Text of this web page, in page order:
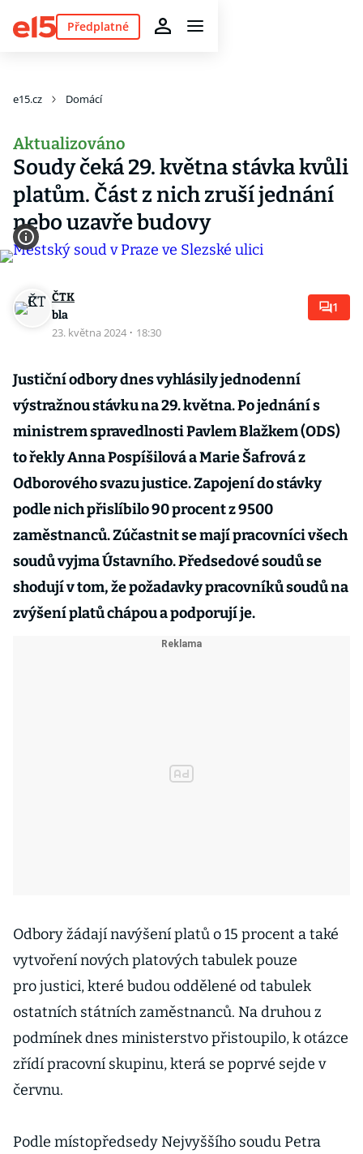
Předplatné
e15.cz Domácí
Aktualizováno
Soudy čeká 29. května stávka kvůli
platům. Část z nich zruší jednání
nebo uzavře budovy
ČTK
bla
23. května 2024 · 18:30
1
Justiční odbory dnes vyhlásily jednodenní
výstražnou stávku na 29. května. Po jednání s
ministrem spravedlnosti Pavlem Blažkem (ODS)
to řekly Anna Pospíšilová a Marie Šafrová z
Odborového svazu justice. Zapojení do stávky
podle nich přislíbilo 90 procent z 9500
zaměstnanců. Zúčastnit se mají pracovníci všech
soudů vyjma Ústavního. Předsedové soudů se
shodují v tom, že požadavky pracovníků soudů na
zvýšení platů chápou a podporují je.
Odbory žádají navýšení platů o 15 procent a také
vytvoření nových platových tabulek pouze
pro justici, které budou oddělené od tabulek
ostatních státních zaměstnanců. Na druhou z
podmínek dnes ministerstvo přistoupilo, k otázce
zřídí pracovní skupinu, která se poprvé sejde v
červnu.
Podle místopředsedy Nejvyššího soudu Petra